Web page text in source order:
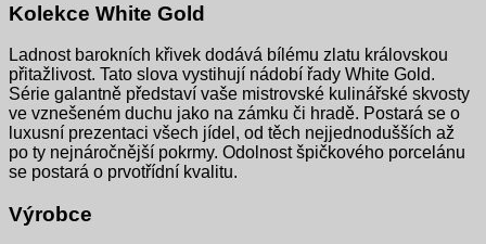
Kolekce White Gold
Ladnost barokních křivek dodává bílému zlatu královskou
přitažlivost. Tato slova vystihují nádobí řady White Gold.
Série galantně představí vaše mistrovské kulinářské skvosty
ve vznešeném duchu jako na zámku či hradě. Postará se o
luxusní prezentaci všech jídel, od těch nejjednodušších až
po ty nejnáročnější pokrmy. Odolnost špičkového porcelánu
se postará o prvotřídní kvalitu.
Výrobce